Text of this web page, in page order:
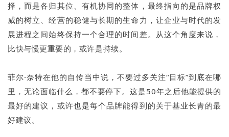
择，而是各归其位、有机协同的整体，最终指向的是品牌权
威的树立、经营的稳健与长期的生命力，让企业与时代的发
展进程之间始终保持一个合理的时间差。从这个角度来说，
比快与慢更重要的，或许是持续。
菲尔·奈特在他的自传当中说，不要过多关注“目标”到底在哪
里，无论面临什么，都不要停下。这是50年之后他能提供的
最好的建议，或许也是每个品牌能得到的关于基业长青的最
好建议。